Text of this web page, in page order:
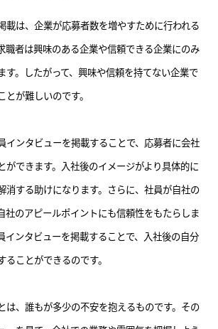
載は、企業が応募者数を増やすために行われる
職者は興味のある企業や信頼できる企業にのみ
す。したがって、興味や信頼を持てない企業で
が難しいのです。
インタビューを掲載することで、応募者に会社
ができます。入社後のイメージがより具体的に
消する助けになります。さらに、社員が自社の
社のアピールポイントにも信頼性をもたらしま
インタビューを掲載することで、入社後の自分
ことができるのです。
は、誰もが多少の不安を抱えるものです。その